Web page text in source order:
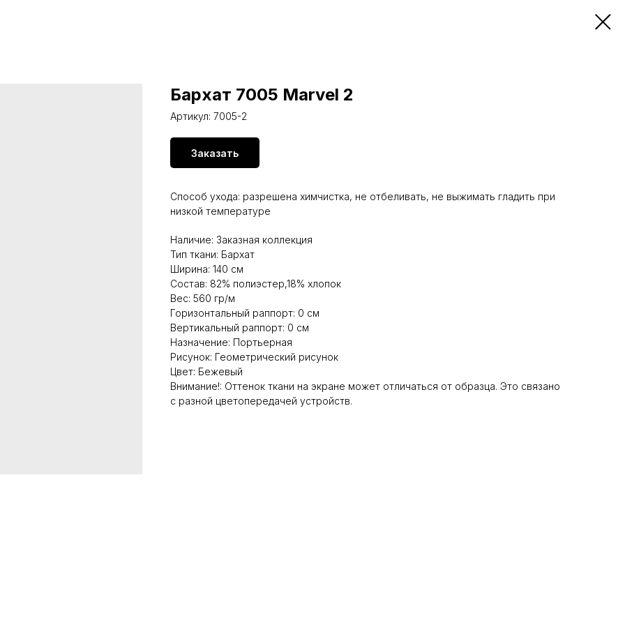
Бархат 7005 Marvel 2
Артикул: 7005-2
Заказать
Способ ухода: разрешена химчистка, не отбеливать, не выжимать гладить при
низкой температуре
Наличие: Заказная коллекция
Тип ткани: Бархат
Ширина: 140 см
Состав: 82% полиэстер,18% хлопок
Вес: 560 гр/м
Горизонтальный раппорт: 0 см
Вертикальный раппорт: 0 см
Назначение: Портьерная
Рисунок: Геометрический рисунок
Цвет: Бежевый
Внимание!: Оттенок ткани на экране может отличаться от образца. Это связано
с разной цветопередачей устройств.